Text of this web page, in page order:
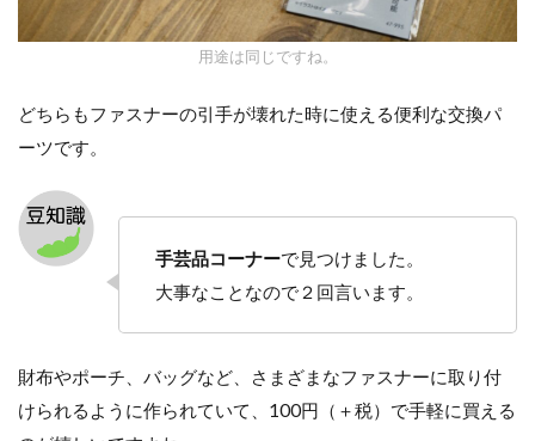
用途は同じですね。
どちらもファスナーの引手が壊れた時に使える便利な交換パ
ーツです。
手芸品コーナーで見つけました。
大事なことなので２回言います。
財布やポーチ、バッグなど、さまざまなファスナーに取り付
けられるように作られていて、100円（＋税）で手軽に買える